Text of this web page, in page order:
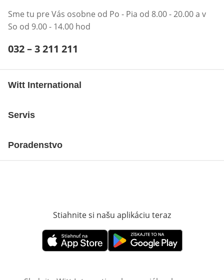
Sme tu pre Vás osobne od Po - Pia od 8.00 - 20.00 a v
So od 9.00 - 14.00 hod
Telefónne číslo:
032 – 3 211 211
Witt International
Servis
Poradenstvo
Stiahnite si našu aplikáciu teraz
Otvorí sa vnovom okneOtvorí sa vnovom okne